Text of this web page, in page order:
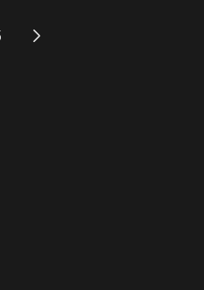
式に正門・佐野が悪戦苦闘！？さら
にドローンを幽霊やモンスターに見